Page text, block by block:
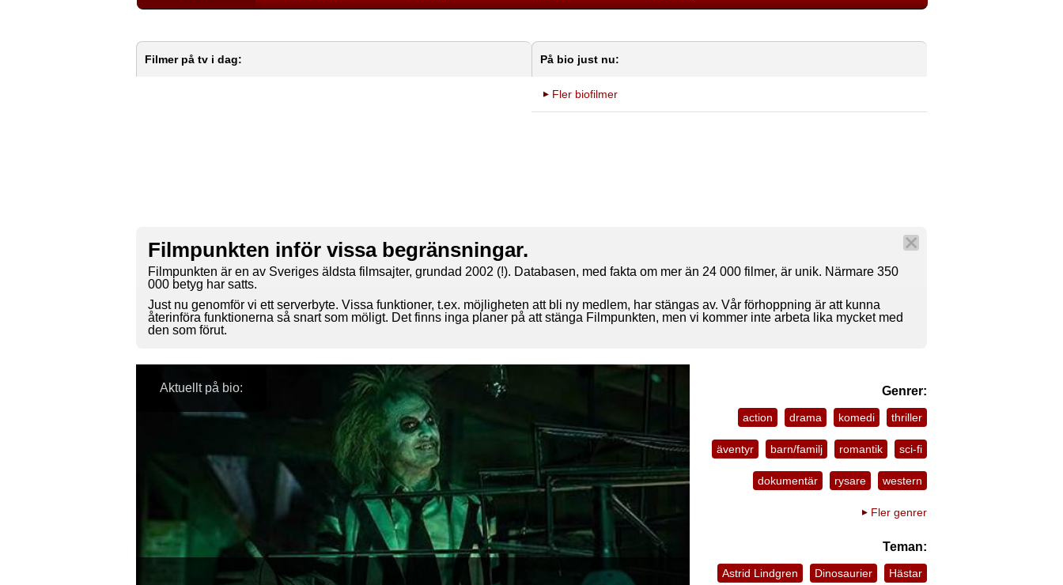
Filmer på tv i dag: På bio just nu:
Fler biofilmer
Filmpunkten inför vissa begränsningar.
Filmpunkten är en av Sveriges äldsta filmsajter, grundad 2002 (!). Databasen, med fakta om mer än 24 000 filmer, är unik. Närmare 350
000 betyg har satts.
Just nu genomför vi ett serverbyte. Vissa funktioner, t.ex. möjligheten att bli ny medlem, har stängas av. Vår förhoppning är att kunna
återinföra funktionerna så snart som möligt. Det finns inga planer på att stänga Filmpunkten, men vi kommer inte arbeta lika mycket med
den som förut.
Aktuellt på bio: Genrer:
action drama komedi thriller
äventyr barn/familj romantik sci-fi
dokumentär rysare western
Fler genrer
Teman:
Astrid Lindgren Dinosaurier Hästar